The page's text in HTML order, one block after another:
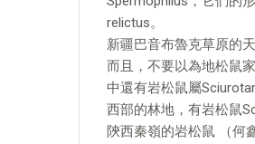
relictus。
新疆巴音布魯克草原的
而且，不要以為地松鼠
中還有岩松鼠屬
西部的林地，有岩松鼠
陝西秦嶺的岩松鼠 （何